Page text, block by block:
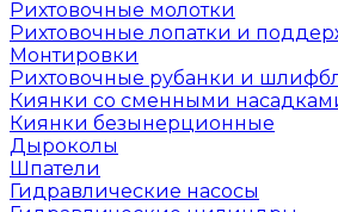
Рихтовочные молотки
Рихтовочные лопатки и
Монтировки
Рихтовочные рубанки и
Киянки со сменными
Киянки безынерционные
Дыроколы
Шпатели
Гидравлические насосы